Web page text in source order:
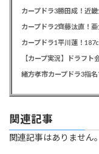
カープドラ2齊藤汰直！
【カープ実況】ドラフ
関連記事
関連記事はありません。